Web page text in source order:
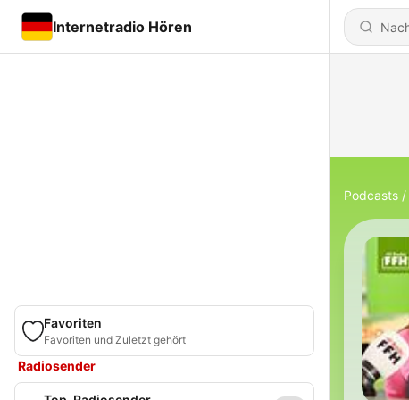
Internetradio Hören
Favoriten
Favoriten und Zuletzt gehört
Radiosender
Podcasts